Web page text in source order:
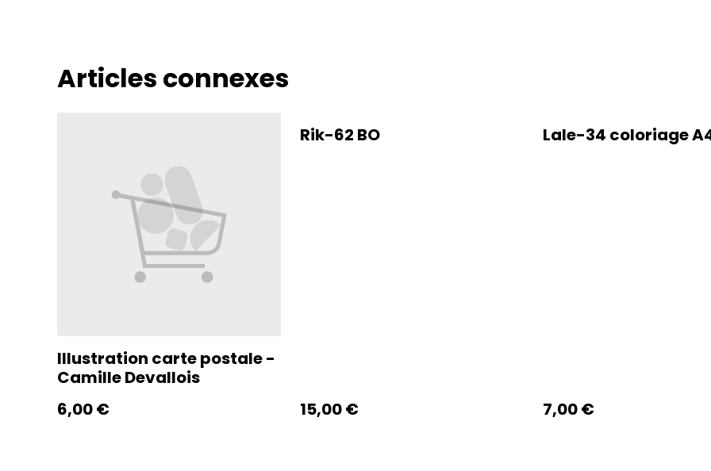
Articles connexes
Illustration carte postale -
Camille Devallois
6,00 €
Rik-62 BO
15,00 €
Lale-34 coloriage
7,00 €